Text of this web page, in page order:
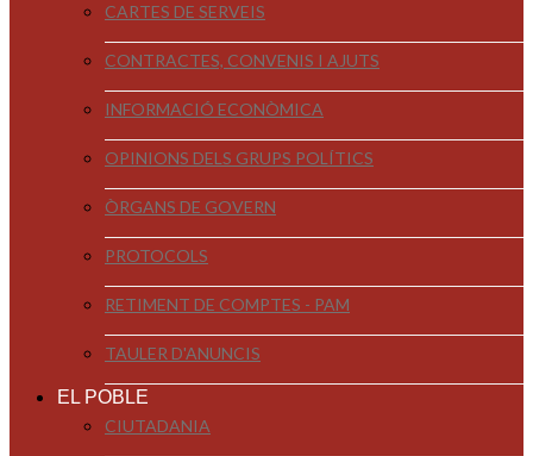
CARTES DE SERVEIS
CONTRACTES, CONVENIS I AJUTS
INFORMACIÓ ECONÒMICA
OPINIONS DELS GRUPS POLÍTICS
ÒRGANS DE GOVERN
PROTOCOLS
RETIMENT DE COMPTES - PAM
TAULER D'ANUNCIS
EL POBLE
CIUTADANIA